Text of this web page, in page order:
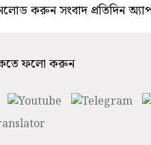
করুন সংবাদ প্রতিদিন
ফলো করুন